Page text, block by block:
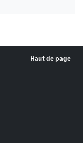
Haut de page